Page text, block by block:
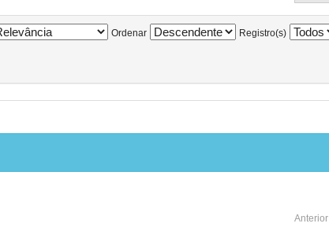
Ordenar Registro(s)
Anterior